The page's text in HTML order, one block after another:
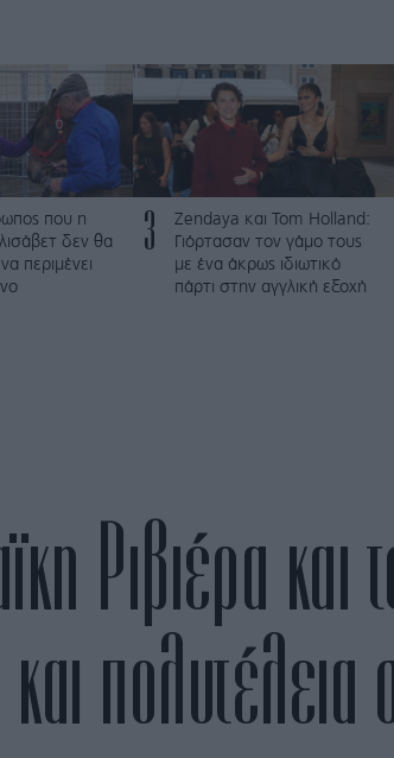
που η
δεν θα
περιμένει
3
Zendaya και Tom Holland:
Γιόρτασαν τον γάμο τους
με ένα άκρως ιδιωτικό
πάρτι στην αγγλική εξοχή
Ριβιέρα